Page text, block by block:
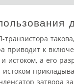
транзистора
приводит к
истоком, а его
истоком
затвора